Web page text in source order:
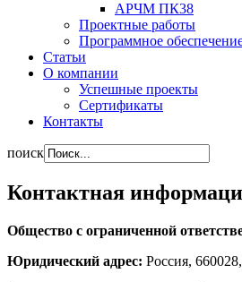
АРЧМ ПК38
Проектные работы
Программное
Статьи
О компании
Успешные проекты
Сертификаты
Контакты
поиск
Контактная
Общество с ограниченной
Юридический адрес: Россия,